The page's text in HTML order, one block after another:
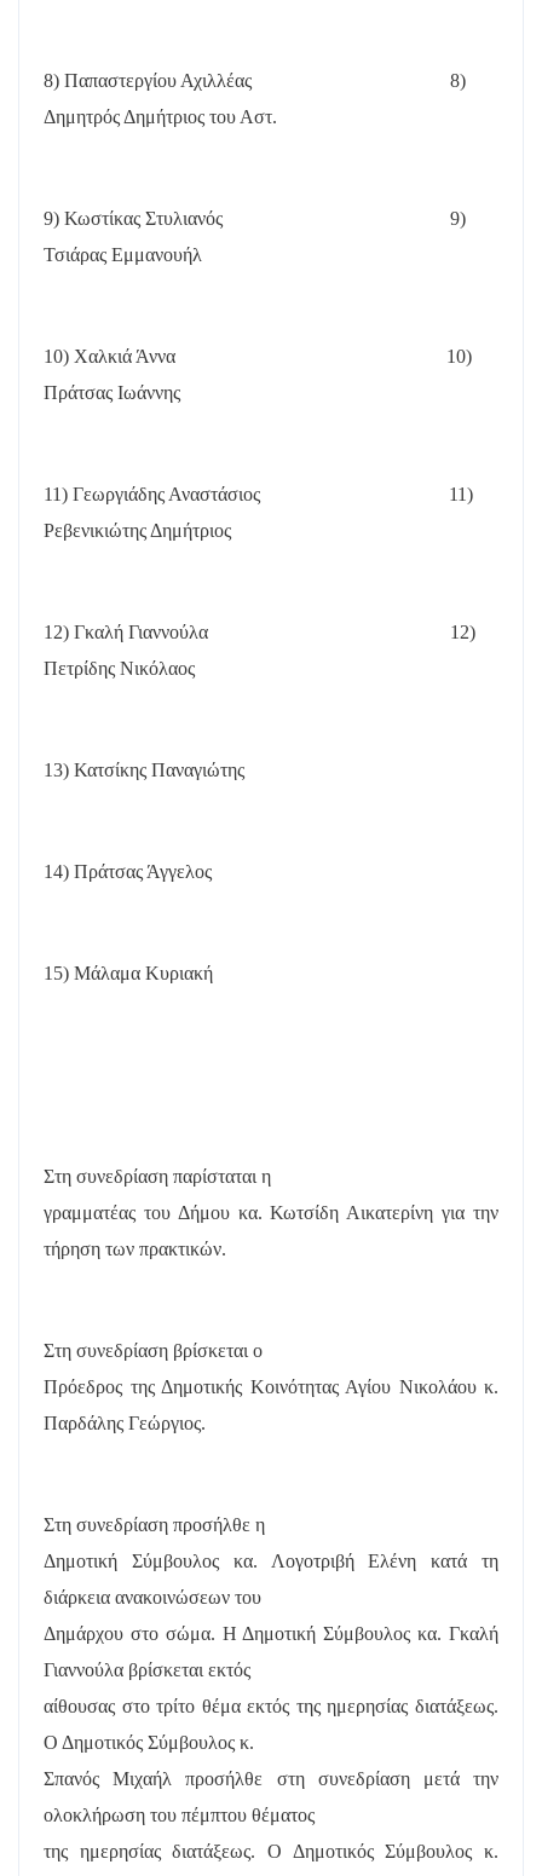
8) Παπαστεργίου Αχιλλέας
8)
Δημητρός Δημήτριος του Αστ.
9) Κωστίκας Στυλιανός
9)
Τσιάρας Εμμανουήλ
10) Χαλκιά Άννα
10)
Πράτσας Ιωάννης
11) Γεωργιάδης Αναστάσιος
11)
Ρεβενικιώτης Δημήτριος
12) Γκαλή Γιαννούλα
12)
Πετρίδης Νικόλαος
13) Κατσίκης Παναγιώτης
14) Πράτσας Άγγελος
15) Μάλαμα Κυριακή
Στη συνεδρίαση παρίσταται η
γραμματέας του Δήμου κα. Κωτσίδη Αικατερίνη για την
τήρηση των πρακτικών.
Στη συνεδρίαση βρίσκεται ο
Πρόεδρος της Δημοτικής Κοινότητας Αγίου Νικολάου κ.
Παρδάλης Γεώργιος.
Στη συνεδρίαση προσήλθε η
Δημοτική Σύμβουλος κα. Λογοτριβή Ελένη κατά τη
διάρκεια ανακοινώσεων του
Δημάρχου στο σώμα. Η Δημοτική Σύμβουλος κα. Γκαλή
Γιαννούλα βρίσκεται εκτός
αίθουσας στο τρίτο θέμα εκτός της ημερησίας διατάξεως.
Ο Δημοτικός Σύμβουλος κ.
Σπανός Μιχαήλ προσήλθε στη συνεδρίαση μετά την
ολοκλήρωση του πέμπτου θέματος
της ημερησίας διατάξεως. Ο Δημοτικός Σύμβουλος κ.